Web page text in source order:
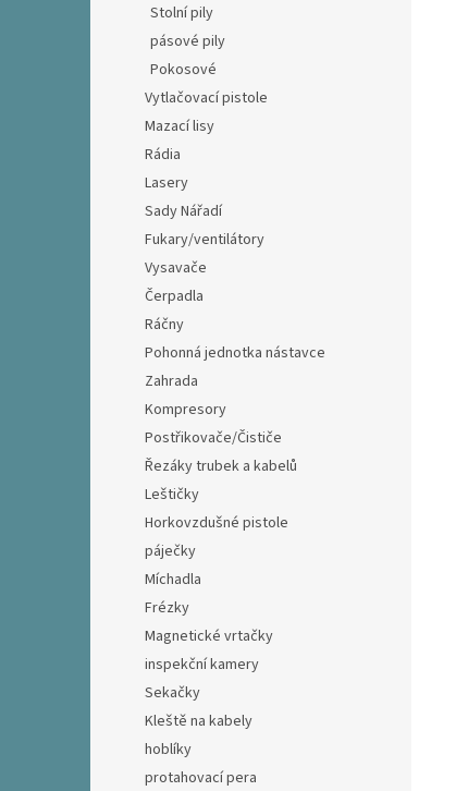
Stolní pily
pásové pily
Pokosové
Vytlačovací pistole
Mazací lisy
Rádia
Lasery
Sady Nářadí
Fukary/ventilátory
Vysavače
Čerpadla
Ráčny
Pohonná jednotka nástavce
Zahrada
Kompresory
Postřikovače/Čističe
Řezáky trubek a kabelů
Leštičky
Horkovzdušné pistole
páječky
Míchadla
Frézky
Magnetické vrtačky
inspekční kamery
Sekačky
Kleště na kabely
hoblíky
protahovací pera